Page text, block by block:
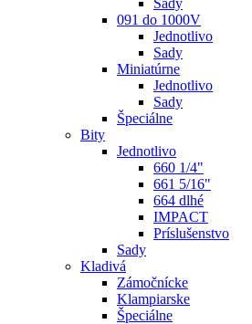
Sady
091 do 1000V
Jednotlivo
Sady
Miniatúrne
Jednotlivo
Sady
Špeciálne
Bity
Jednotlivo
660 1/4"
661 5/16"
664 dlhé
IMPACT
Príslušenstvo
Sady
Kladivá
Zámočnícke
Klampiarske
Špeciálne